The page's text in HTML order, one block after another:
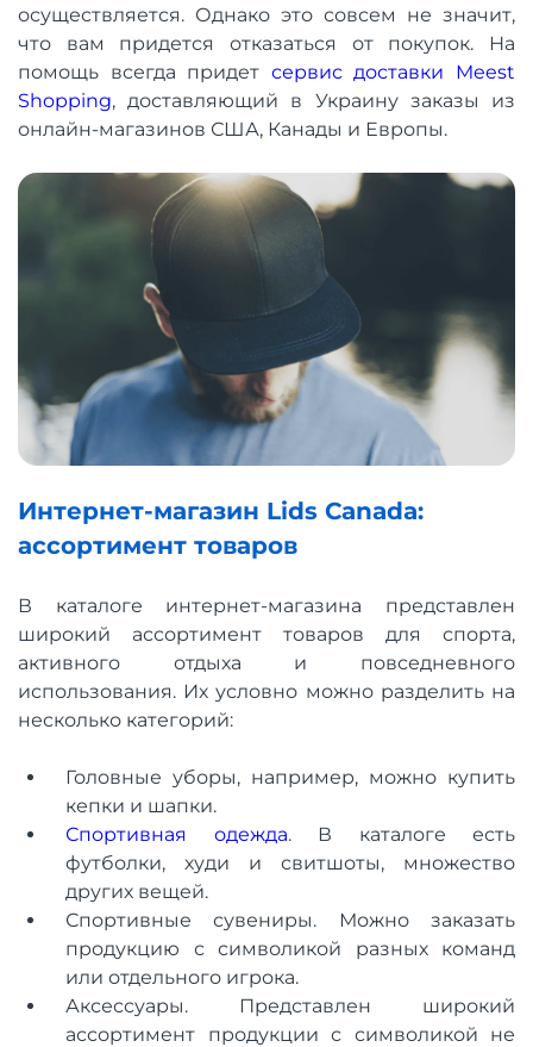
осуществляется. Однако это совсем не значит,
что вам придется отказаться от покупок. На
помощь всегда придет сервис доставки Meest
Shopping, доставляющий в Украину заказы из
онлайн-магазинов США, Канады и Европы.
Интернет-магазин Lids Canada:
ассортимент товаров
В каталоге интернет-магазина представлен
широкий ассортимент товаров для спорта,
активного отдыха и повседневного
использования. Их условно можно разделить на
несколько категорий:
Головные уборы, например, можно купить
кепки и шапки.
Спортивная одежда. В каталоге есть
футболки, худи и свитшоты, множество
других вещей.
Спортивные сувениры. Можно заказать
продукцию с символикой разных команд
или отдельного игрока.
Аксессуары. Представлен широкий
ассортимент продукции с символикой не